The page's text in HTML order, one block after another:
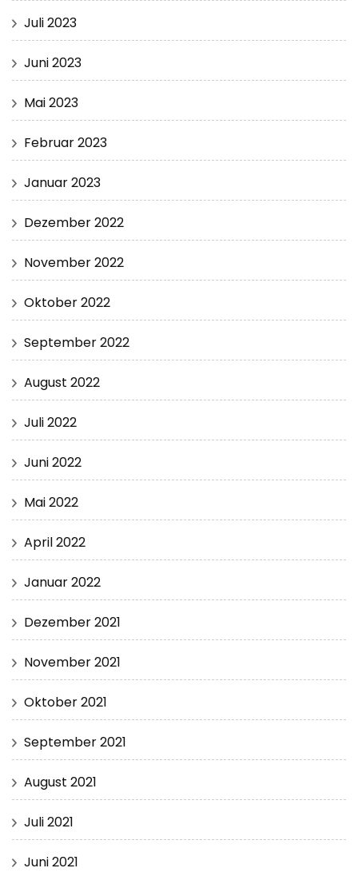
Juli 2023
Juni 2023
Mai 2023
Februar 2023
Januar 2023
Dezember 2022
November 2022
Oktober 2022
September 2022
August 2022
Juli 2022
Juni 2022
Mai 2022
April 2022
Januar 2022
Dezember 2021
November 2021
Oktober 2021
September 2021
August 2021
Juli 2021
Juni 2021